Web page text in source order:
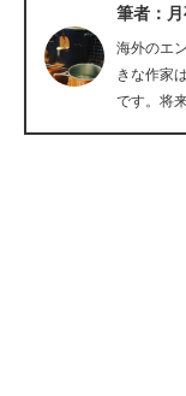
企業向けIT製品の
IT製品の技術・比較
製造業のIT導入・
筆者：
海外のエ
きな作家
です。将